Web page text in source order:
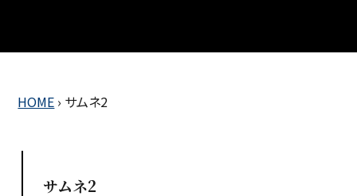
HOME › サムネ2
サムネ2